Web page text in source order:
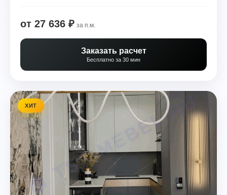
от 27 636 ₽ за п.м.
Заказать расчет
Бесплатно за 30 мин
ХИТ